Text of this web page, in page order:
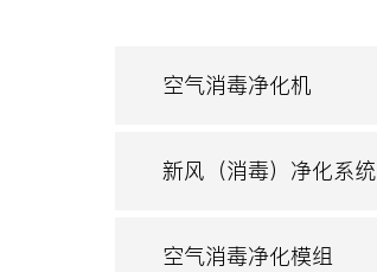
空气消毒净化机
新风（消毒）净化系统
空气消毒净化模组